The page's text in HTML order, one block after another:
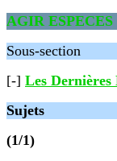
AGIR ESPECES
Sous-section
[-] Les Dernières
Sujets
(1/1)